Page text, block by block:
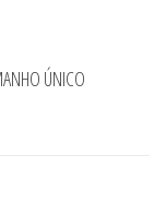
ÚNICO
TAMANHO